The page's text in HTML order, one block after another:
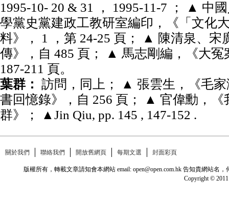
1995-10- 20 & 31 ， 1995-11-7 ； ▲ 中
學黨史黨建政工教研室編印，《「文化
料》， 1 ，第 24-25 頁； ▲ 陳清泉、宋
傳》，自 485 頁； ▲ 馬志剛編，《大冤
187-211 頁。
葉群： 訪問，同上； ▲ 張雲生，《毛
書回憶錄》，自 256 頁； ▲ 官偉勳，《
群》； ▲Jin Qiu, pp. 145 , 147-152 .
關於我們 聯絡我們 開放舊網頁 每期文選 封面彩頁
版權所有，轉載文章請知會本網站 email: open@open.com.hk 告知貴網站
Copyright © 2011